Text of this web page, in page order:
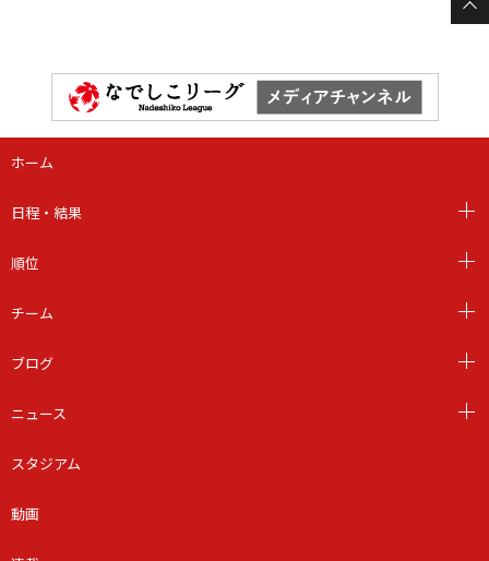
ホーム
日程・結果
順位
チーム
ブログ
ニュース
スタジアム
動画